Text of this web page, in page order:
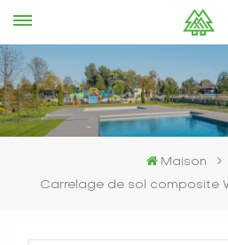
Maison
Carrelage de sol composite